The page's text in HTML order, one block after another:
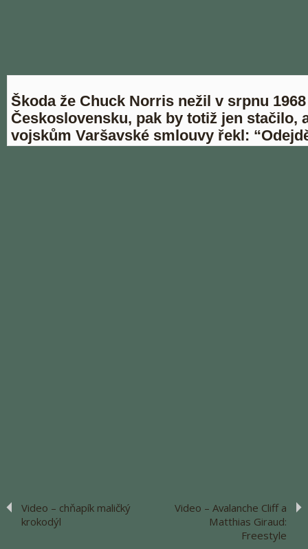
Škoda že Chuck Norris nežil v srpnu
Československu, pak by totiž jen stačilo,
vojskům Varšavské smlouvy řekl:
Video – chňapík maličký
krokodýl
Video – Avalanche Cliff a
Matthias Giraud:
Freestyle